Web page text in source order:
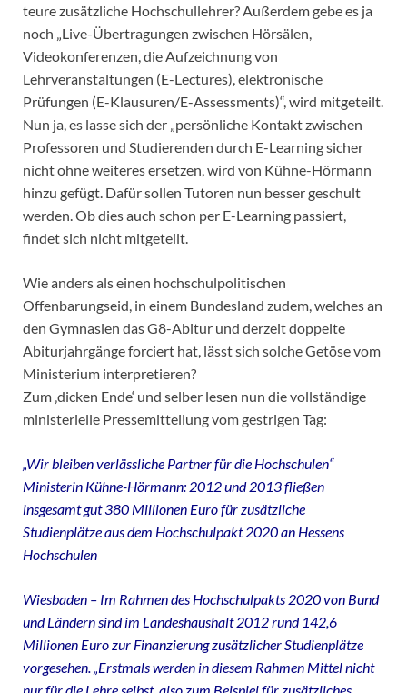
teure zusätzliche Hochschullehrer? Außerdem gebe es ja
noch „Live-Übertragungen zwischen Hörsälen,
Videokonferenzen, die Aufzeichnung von
Lehrveranstaltungen (E-Lectures), elektronische
Prüfungen (E-Klausuren/E-Assessments)“, wird mitgeteilt.
Nun ja, es lasse sich der „persönliche Kontakt zwischen
Professoren und Studierenden durch E-Learning sicher
nicht ohne weiteres ersetzen, wird von Kühne-Hörmann
hinzu gefügt. Dafür sollen Tutoren nun besser geschult
werden. Ob dies auch schon per E-Learning passiert,
findet sich nicht mitgeteilt.
Wie anders als einen hochschulpolitischen
Offenbarungseid, in einem Bundesland zudem, welches an
den Gymnasien das G8-Abitur und derzeit doppelte
Abiturjahrgänge forciert hat, lässt sich solche Getöse vom
Ministerium interpretieren?
Zum ‚dicken Ende‘ und selber lesen nun die vollständige
ministerielle Pressemitteilung vom gestrigen Tag:
„Wir bleiben verlässliche Partner für die Hochschulen“
Ministerin Kühne-Hörmann: 2012 und 2013 fließen
insgesamt gut 380 Millionen Euro für zusätzliche
Studienplätze aus dem Hochschulpakt 2020 an Hessens
Hochschulen
Wiesbaden – Im Rahmen des Hochschulpakts 2020 von Bund
und Ländern sind im Landeshaushalt 2012 rund 142,6
Millionen Euro zur Finanzierung zusätzlicher Studienplätze
vorgesehen. „Erstmals werden in diesem Rahmen Mittel nicht
nur für die Lehre selbst, also zum Beispiel für zusätzliches